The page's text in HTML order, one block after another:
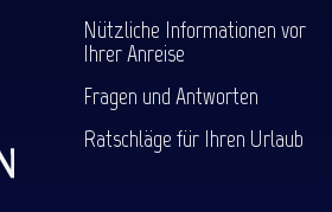
Nützliche Informationen vor
Ihrer Anreise
Fragen und Antworten
Ratschläge für Ihren Urlaub